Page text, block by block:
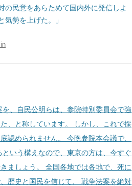
の民意をあらためて国内外に発信しよ
勢を上げた。」
を、自民公明らは、参院特別委員会で強
、と称しています。 しかし、これで採
認められません。 今晩参院本会議で、
という構えなので、東京の方は、今すぐ
ましょう。 全国各地では各地で、死に
歴史と国民を信じて、 戦争法案を絶対